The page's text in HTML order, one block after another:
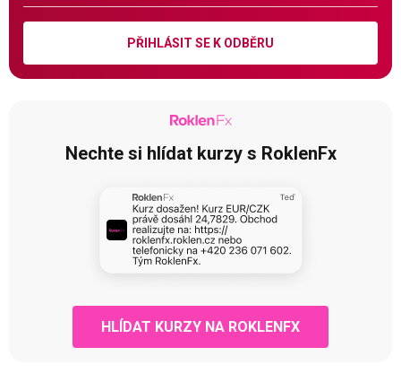
PŘIHLÁSIT SE K ODBĚRU
Nechte si hlídat kurzy s RoklenFx
HLÍDAT KURZY NA ROKLENFX